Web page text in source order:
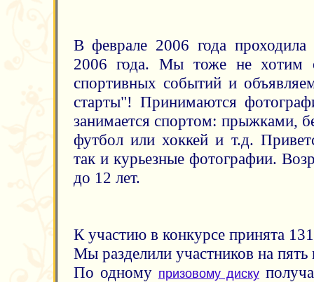
В феврале 2006 года
2006 года. Мы тоже не хотим
спортивных событий и
старты"! Принимаются
занимается спортом: прыжками,
футбол или хоккей и т.д.
так и курьезные фотографии.
до 12 лет.
К участию в конкурсе принята
Мы разделили участников на пять
По одному призовому диску